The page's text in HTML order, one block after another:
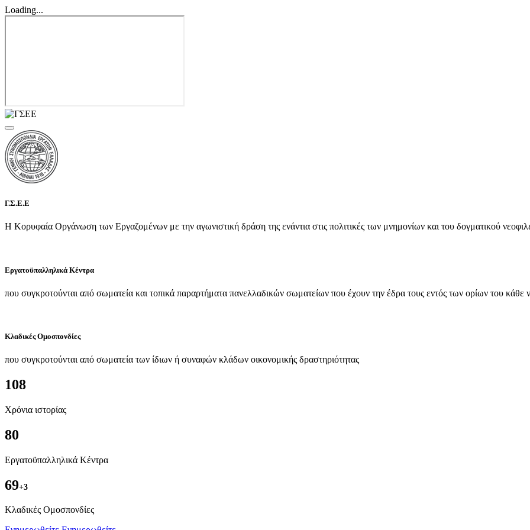
Loading...
Γ.Σ.Ε.Ε
Η Κορυφαία Οργάνωση των Εργαζομένων με την αγωνιστική δράση της ενάντια στις πολιτικές των μνημονίων και του δογματικού
Εργατοϋπαλληλικά Κέντρα
που συγκροτούνται από σωματεία και τοπικά παραρτήματα πανελλαδικών σωματείων που έχουν την έδρα τους εντός των ορίων του κάθε
Κλαδικές Ομοσπονδίες
που συγκροτούνται από σωματεία των ίδιων ή συναφών κλάδων οικονομικής δραστηριότητας
108
Χρόνια ιστορίας
80
Εργατοϋπαλληλικά Κέντρα
69+3
Kλαδικές Ομοσπονδίες